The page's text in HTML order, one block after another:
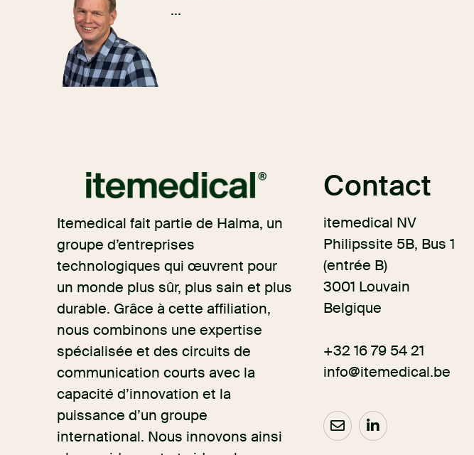
...
Itemedical fait partie de Halma, un
groupe d’entreprises
technologiques qui œuvrent pour
un monde plus sûr, plus sain et plus
durable. Grâce à cette affiliation,
nous combinons une expertise
spécialisée et des circuits de
communication courts avec la
capacité d’innovation et la
puissance d’un groupe
international. Nous innovons ainsi
Contact
itemedical NV
Philipssite 5B, Bus 1
(entrée B)
3001 Louvain
Belgique
+32 16 79 54 21
info@itemedical.be